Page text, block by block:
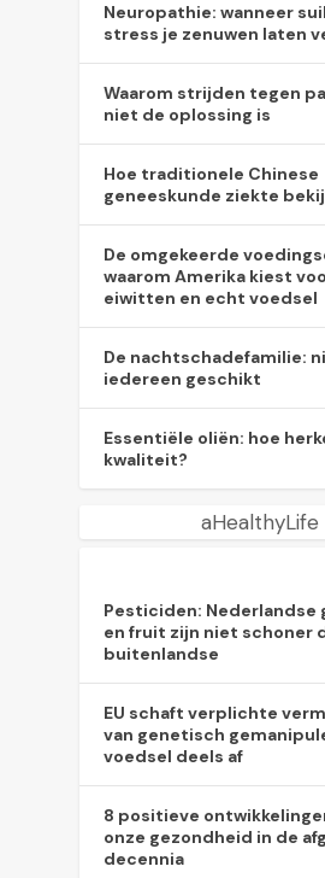
Neuropathie: wanneer
stress je zenuwen laten
Waarom strijden tegen
niet de oplossing is
Hoe traditionele Chinese
geneeskunde ziekte
De omgekeerde
waarom Amerika kiest
eiwitten en echt voedsel
De nachtschadefamilie:
iedereen geschikt
Essentiële oliën: hoe
kwaliteit?
aHealthyLife
Pesticiden: Nederlandse
en fruit zijn niet schoner
buitenlandse
EU schaft verplichte
van genetisch
voedsel deels af
8 positieve
onze gezondheid in de
decennia